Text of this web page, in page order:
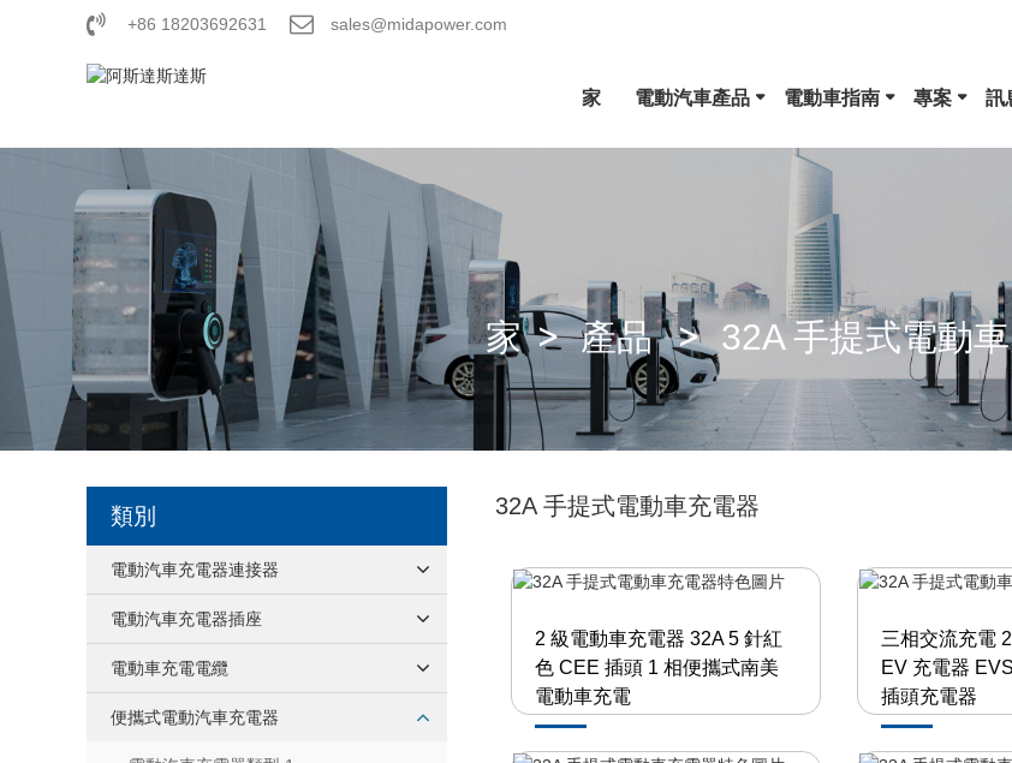
+86 18203692631 sales@midapower.com
家 電動汽車產品
GB/T 直流槍
電動車指南 專案 訊
家 產品 32A 手提式電動
類別
電動汽車充電器連接器
電動汽車充電器插座
電動車充電電纜
便攜式電動汽車充電器
32A 手提式電動車充電器
2 級電動車充電器 32A 5 針紅
色 CEE 插頭 1 相便攜式南美
電動車充電
三相交流充電
EV 充電器
插頭充電器